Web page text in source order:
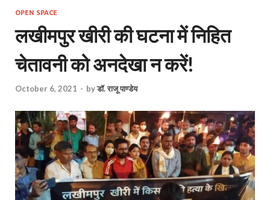
OPEN SPACE
लखीमपुर खीरी की घटना में निहित
चेतावनी को अनदेखा न करें!
October 6, 2021 - byडॉ. राजू पाण्डेय